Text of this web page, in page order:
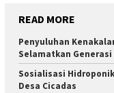
READ MORE
Penyuluhan
Selamatkan Generasi
Sosialisasi
Desa Cicadas